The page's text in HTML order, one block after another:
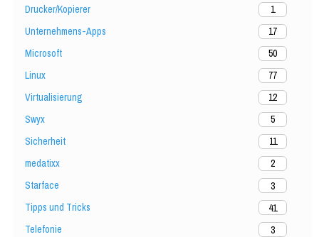
Drucker/Kopierer
1
Unternehmens-Apps
17
Microsoft
50
Linux
77
Virtualisierung
12
Swyx
5
Sicherheit
11
medatixx
2
Starface
3
Tipps und Tricks
41
Telefonie
3